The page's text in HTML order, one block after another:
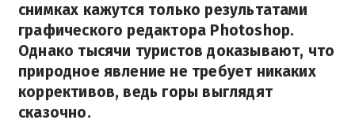
снимках кажутся только результатами
графического редактора Photoshop.
Однако тысячи туристов доказывают, что
природное явление не требует никаких
коррективов, ведь горы выглядят
сказочно.